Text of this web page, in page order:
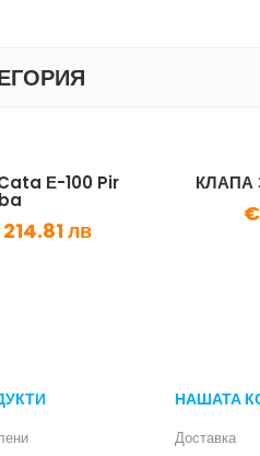
Е-100 Pir
214.81 лв
КЛАПА
НАШАТА
Доставка